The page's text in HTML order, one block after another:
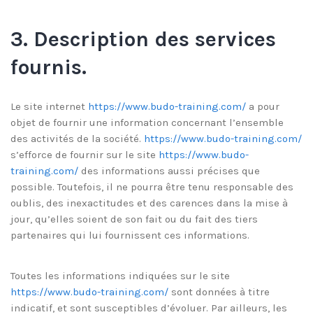
3. Description des services
fournis.
Le site internet https://www.budo-training.com/ a pour
objet de fournir une information concernant l’ensemble
des activités de la société. https://www.budo-training.com/
s’efforce de fournir sur le site https://www.budo-
training.com/ des informations aussi précises que
possible. Toutefois, il ne pourra être tenu responsable des
oublis, des inexactitudes et des carences dans la mise à
jour, qu’elles soient de son fait ou du fait des tiers
partenaires qui lui fournissent ces informations.
Toutes les informations indiquées sur le site
https://www.budo-training.com/ sont données à titre
indicatif, et sont susceptibles d’évoluer. Par ailleurs, les